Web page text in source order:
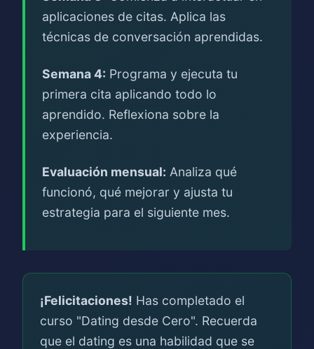
aplicaciones de citas. Aplica las
técnicas de conversación aprendidas.
Semana 4: Programa y ejecuta tu
primera cita aplicando todo lo
aprendido. Reflexiona sobre la
experiencia.
Evaluación mensual: Analiza qué
funcionó, qué mejorar y ajusta tu
estrategia para el siguiente mes.
¡Felicitaciones! Has completado el
curso "Dating desde Cero". Recuerda
que el dating es una habilidad que se